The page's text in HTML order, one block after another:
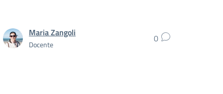
Maria Zangoli
Docente 0